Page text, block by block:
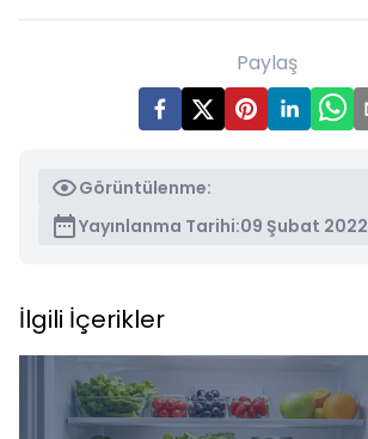
Paylaş
Görüntülenme:
Yayınlanma Tarihi:09 Şubat 2022
İlgili İçerikler